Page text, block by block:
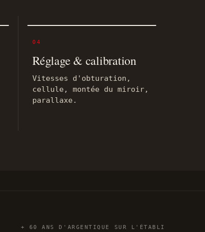
04
Réglage & calibration
Vitesses d'obturation,
cellule, montée du miroir,
parallaxe.
+ 60 ANS D'ARGENTIQUE SUR L'ÉTABLI